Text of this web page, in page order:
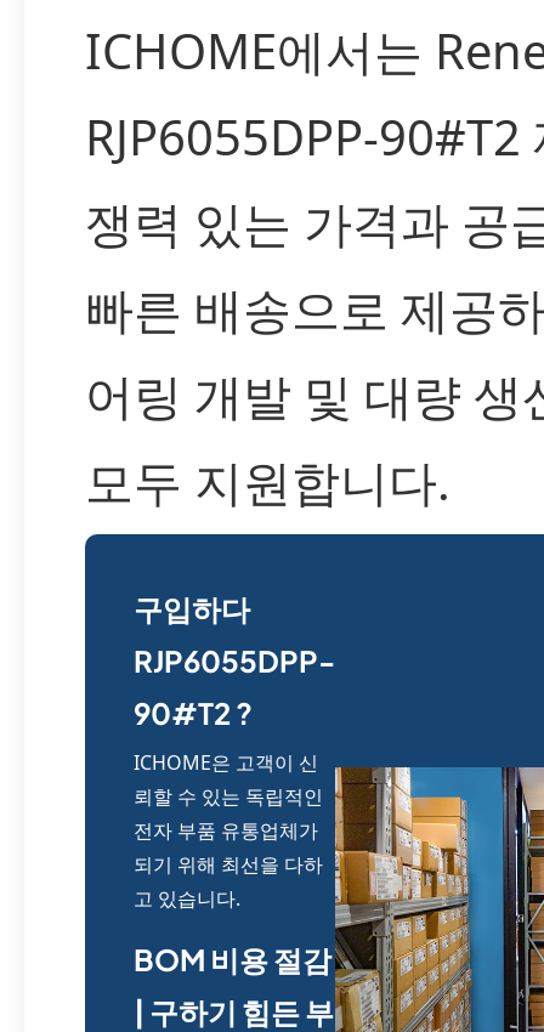
ICHOME에서는
RJP6055DPP-90#T2
쟁력 있는 가격과 공
빠른 배송으로 제공
어링 개발 및 대량 생
모두 지원합니다.
구입하다
RJP6055DPP-
90#T2 ?
ICHOME은 고객이 신
뢰할 수 있는 독립적인
전자 부품 유통업체가
되기 위해 최선을 다하
고 있습니다.
BOM 비용 절감
| 구하기 힘든 부